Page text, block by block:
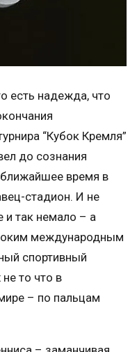
есть надежда, что
“Кубок Кремля”
до сознания
время в
стадион. И не
и так немало – а
международным
спортивный
то что в
– по пальцам